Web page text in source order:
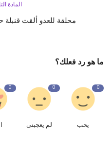
المادة
محلقة للعدو ألقت قنبلة
ما هو رد فعلك؟
0
يحب
0
لم يعجبنى
0